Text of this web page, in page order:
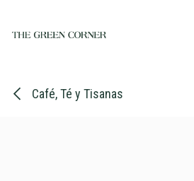
Café, Té y Tisanas